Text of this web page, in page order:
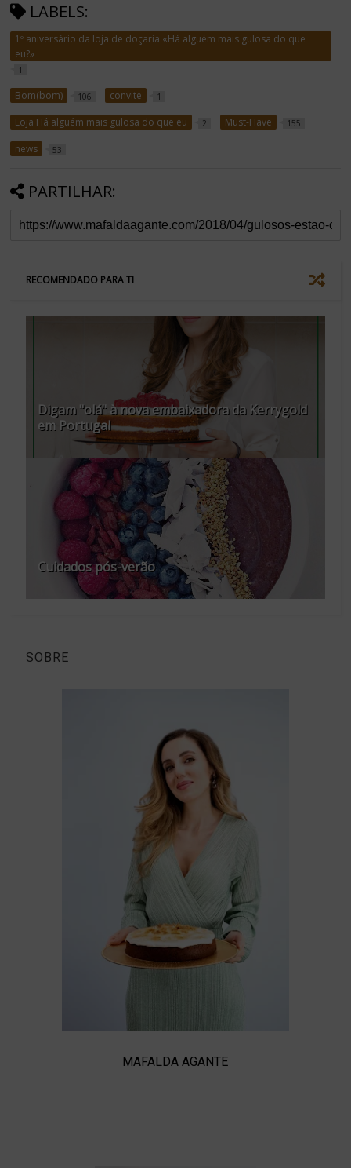
LABELS:
1º aniversário da loja de doçaria «Há alguém mais gulosa do que
eu?»
1
Bom(bom) 106 convite 1
Loja Há alguém mais gulosa do que eu 2 Must-Have 155
news 53
PARTILHAR:
RECOMENDADO PARA TI
Digam "olá" à nova embaixadora da Kerrygold
em Portugal
Cuidados pós-verão
SOBRE
MAFALDA AGANTE